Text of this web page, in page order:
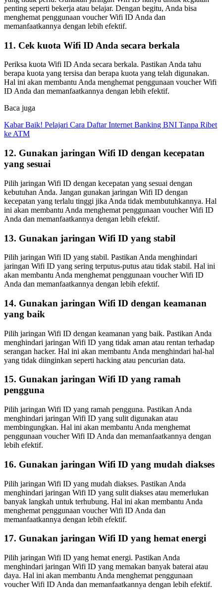
penting seperti bekerja atau belajar. Dengan begitu, Anda bisa
menghemat penggunaan voucher Wifi ID Anda dan
memanfaatkannya dengan lebih efektif.
11. Cek kuota Wifi ID Anda secara berkala
Periksa kuota Wifi ID Anda secara berkala. Pastikan Anda tahu
berapa kuota yang tersisa dan berapa kuota yang telah digunakan.
Hal ini akan membantu Anda menghemat penggunaan voucher Wifi
ID Anda dan memanfaatkannya dengan lebih efektif.
Baca juga
Kabar Baik! Pelajari Cara Daftar Internet Banking BNI Tanpa Ribet
ke ATM
12. Gunakan jaringan Wifi ID dengan kecepatan
yang sesuai
Pilih jaringan Wifi ID dengan kecepatan yang sesuai dengan
kebutuhan Anda. Jangan gunakan jaringan Wifi ID dengan
kecepatan yang terlalu tinggi jika Anda tidak membutuhkannya. Hal
ini akan membantu Anda menghemat penggunaan voucher Wifi ID
Anda dan memanfaatkannya dengan lebih efektif.
13. Gunakan jaringan Wifi ID yang stabil
Pilih jaringan Wifi ID yang stabil. Pastikan Anda menghindari
jaringan Wifi ID yang sering terputus-putus atau tidak stabil. Hal ini
akan membantu Anda menghemat penggunaan voucher Wifi ID
Anda dan memanfaatkannya dengan lebih efektif.
14. Gunakan jaringan Wifi ID dengan keamanan
yang baik
Pilih jaringan Wifi ID dengan keamanan yang baik. Pastikan Anda
menghindari jaringan Wifi ID yang tidak aman atau rentan terhadap
serangan hacker. Hal ini akan membantu Anda menghindari hal-hal
yang tidak diinginkan seperti hacking atau pencurian data.
15. Gunakan jaringan Wifi ID yang ramah
pengguna
Pilih jaringan Wifi ID yang ramah pengguna. Pastikan Anda
menghindari jaringan Wifi ID yang sulit digunakan atau
membingungkan. Hal ini akan membantu Anda menghemat
penggunaan voucher Wifi ID Anda dan memanfaatkannya dengan
lebih efektif.
16. Gunakan jaringan Wifi ID yang mudah diakses
Pilih jaringan Wifi ID yang mudah diakses. Pastikan Anda
menghindari jaringan Wifi ID yang sulit diakses atau memerlukan
banyak langkah untuk terhubung. Hal ini akan membantu Anda
menghemat penggunaan voucher Wifi ID Anda dan
memanfaatkannya dengan lebih efektif.
17. Gunakan jaringan Wifi ID yang hemat energi
Pilih jaringan Wifi ID yang hemat energi. Pastikan Anda
menghindari jaringan Wifi ID yang memakan banyak baterai atau
daya. Hal ini akan membantu Anda menghemat penggunaan
voucher Wifi ID Anda dan memanfaatkannya dengan lebih efektif.